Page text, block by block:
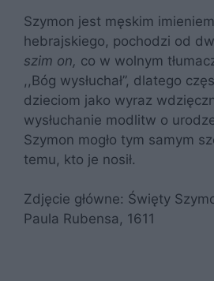
Szymon jest męskim
hebrajskiego, pochodzi od
szim on, co w wolnym
,,Bóg wysłuchał”, dlatego
dzieciom jako wyraz
wysłuchanie modlitw o
Szymon mogło tym samym
temu, kto je nosił.
Zdjęcie główne: Święty
Paula Rubensa, 1611